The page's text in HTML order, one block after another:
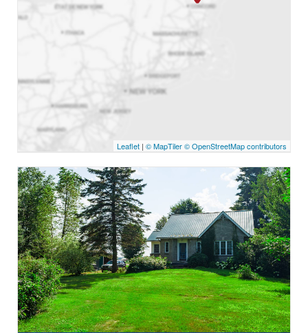
Leaflet | © MapTiler© OpenStreetMap contributors